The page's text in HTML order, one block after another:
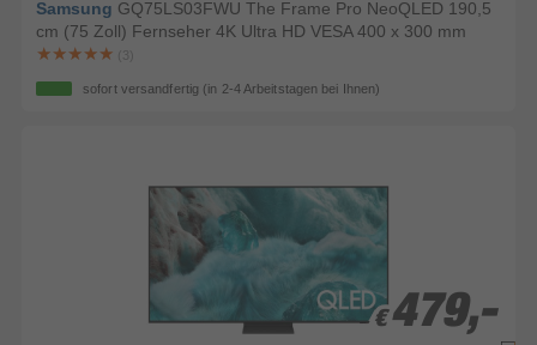
Samsung GQ75LS03FWU The Frame Pro NeoQLED 190,5
cm (75 Zoll) Fernseher 4K Ultra HD VESA 400 x 300 mm
(3)
sofort versandfertig (in 2-4 Arbeitstagen bei Ihnen)
€ 479,-
€ 479,-